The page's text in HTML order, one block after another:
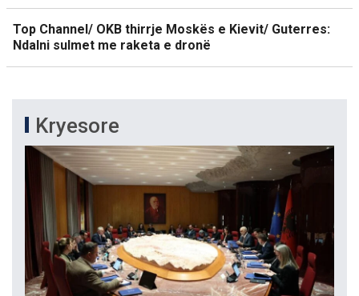
Top Channel/ OKB thirrje Moskës e Kievit/ Guterres:
Ndalni sulmet me raketa e dronë
Kryesore